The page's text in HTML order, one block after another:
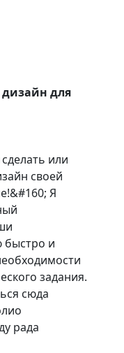
для
или
своей
Я
быстро и
задания.
сюда
рада